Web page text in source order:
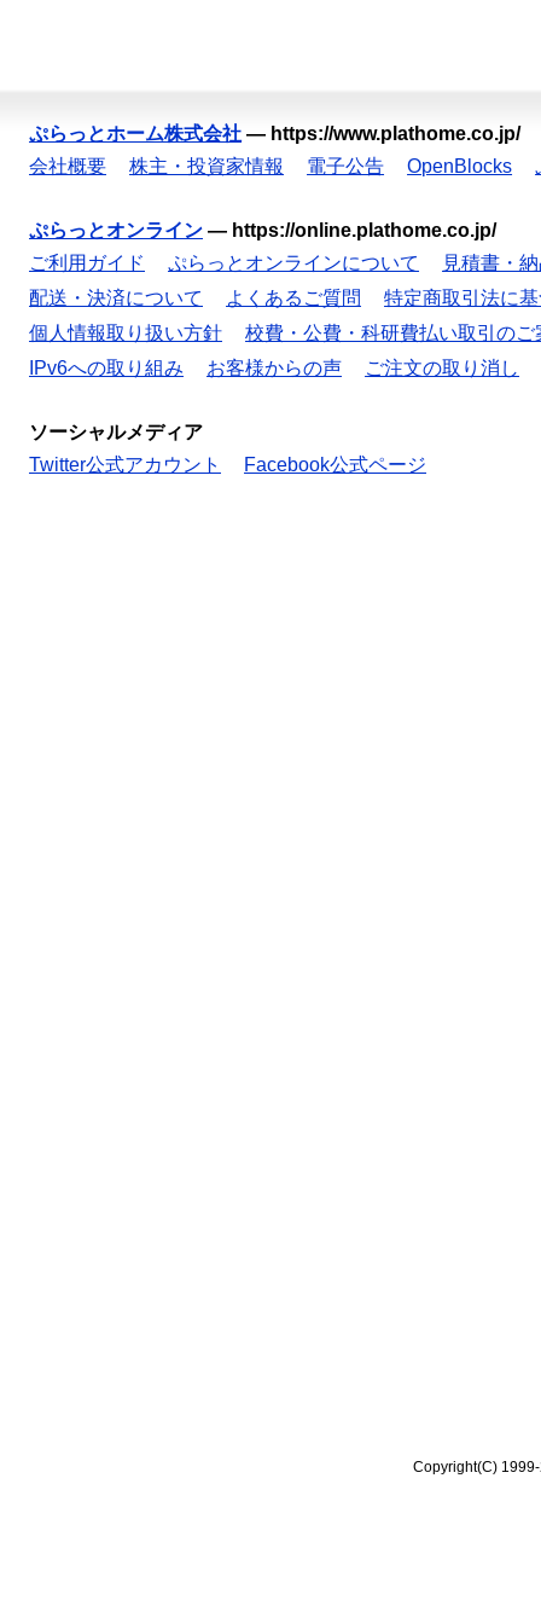
ぷらっとホーム株式会社 — https://www.plathome.co.jp/
会社概要
株主・投資家情報 電子公告 OpenBlocks
ぷらっとオンライン — https://online.plathome.co.jp/
ご利用ガイド
ぷらっとオンラインについて
見積書・
配送・決済について
よくあるご質問
特定商取引法に
個人情報取り扱い方針
校費・公費・科研費払い取引のご
IPv6への取り組み
お客様からの声 ご注文の取り消し
ソーシャルメディア
Twitter公式アカウント
Facebook公式ページ
Copyright(C)